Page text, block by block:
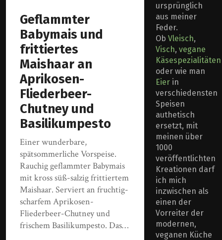
Geflammter
Babymais und
frittiertes
Maishaar an
Aprikosen-
Fliederbeer-
Chutney und
Basilikumpesto
Einer wunderbare,
spätsommerliche Vorspeise.
Rauchig geflammter Babymais
mit kross süß-salzig frittiertem
Maishaar. Serviert an fruchtig-
scharfem Aprikosen-
Fliederbeer-Chutney und
frischem Basilikumpesto. Das…
ursprünglich
aus meiner
Feder.
Ob Vleisch,
Visch, vegane
Käsespezialitäten
oder wie man
Eierin
verschiedensten
Speisen
authetisch
ersetzt, mit
meinen über
1000
veröffentlichten
Kreationen darf
ich mich
inzwischen als
einen der
Vorreiter der
modernen,
veganen Küche